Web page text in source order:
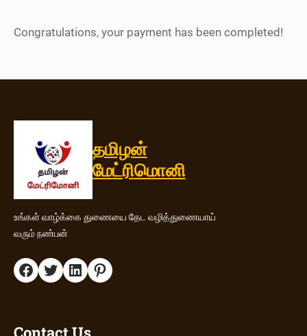
Congratulations, your payment has been completed!
தமிழன்
மேட்ரிமொனி
உங்கள் வாழ்க்கை துணையை தேட வழித்துணையாய்
வரும் நண்பன்
Facebook Twitter LinkedIn Pinterest
Contact Us